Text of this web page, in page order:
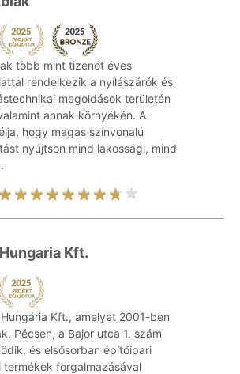
több mint tizenöt éves
rendelkezik a nyílászárók és
megoldások területén
annak környékén. A
hogy magas színvonalú
nyújtson mind lakossági, mind
Kft.
Hungária Kft., amelyet 2001-ben
Pécsen, a Bajor utca 1. szám
és elsősorban építőipari
termékek forgalmazásával